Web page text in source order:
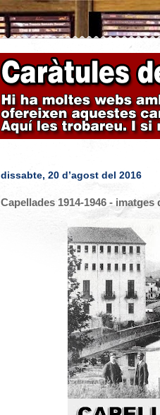
dissabte, 20 d’agost del 2016
Capellades 1914-1946 -